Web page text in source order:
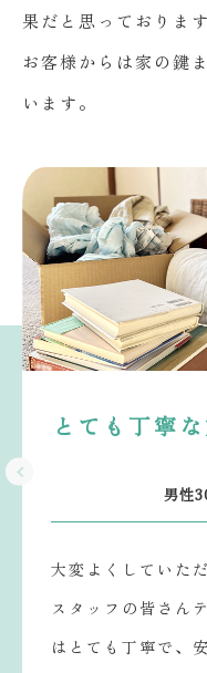
果だと思っております
お客様からは家の鍵
います。
とても丁寧
男性
大変よくしていた
スタッフの皆さん
はとても丁寧で、